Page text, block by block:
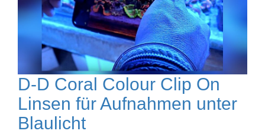
D-D Coral Colour Clip On
Linsen für Aufnahmen unter
Blaulicht